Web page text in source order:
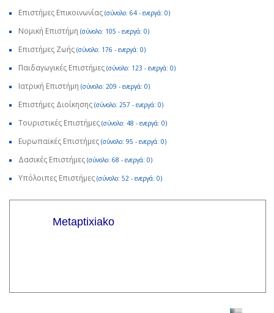
Επιστήμες Επικοινωνίας (σύνολο: 64 - ενεργά: 0)
Νομική Επιστήμη (σύνολο: 105 - ενεργά: 0)
Επιστήμες Ζωής (σύνολο: 176 - ενεργά: 0)
Παιδαγωγικές Επιστήμες (σύνολο: 123 - ενεργά: 0)
Ιατρική Επιστήμη (σύνολο: 209 - ενεργά: 0)
Επιστήμες Διοίκησης (σύνολο: 257 - ενεργά: 0)
Τουριστικές Επιστήμες (σύνολο: 48 - ενεργά: 0)
Ευρωπαϊκές Επιστήμες (σύνολο: 95 - ενεργά: 0)
Δασικές Επιστήμες (σύνολο: 68 - ενεργά: 0)
Υπόλοιπες Επιστήμες (σύνολο: 52 - ενεργά: 0)